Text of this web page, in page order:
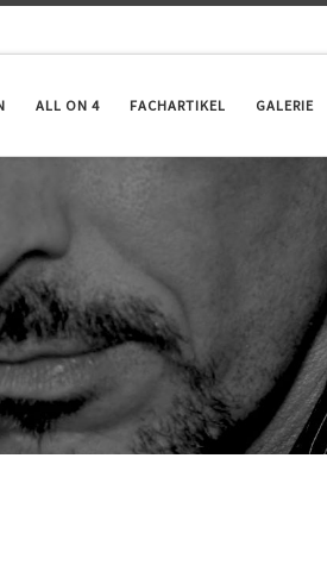
ALL ON 4 FACHARTIKEL GALERIE